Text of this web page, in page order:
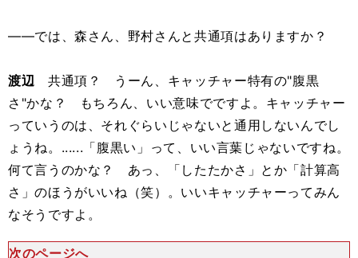
――では、森さん、野村さんと共通項はありますか？
渡辺 共通項？ うーん、キャッチャー特有の"腹黒
さ"かな？ もちろん、いい意味でですよ。キャッチャー
っていうのは、それぐらいじゃないと通用しないんでし
ょうね。......「腹黒い」って、いい言葉じゃないですね。
何て言うのかな？ あっ、「したたかさ」とか「計算高
さ」のほうがいいね（笑）。いいキャッチャーってみん
なそうですよ。
次のページへ